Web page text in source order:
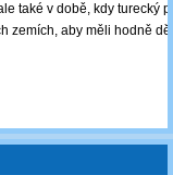
také v době, kdy turecký
zemích, aby měli hodně